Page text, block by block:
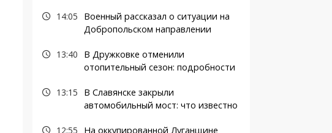
14:05
Военный рассказал о ситуации на
Добропольском направлении
13:40
В Дружковке отменили
отопительный сезон: подробности
13:15
В Славянске закрыли
автомобильный мост: что известно
12:55
На оккупированной Луганщине